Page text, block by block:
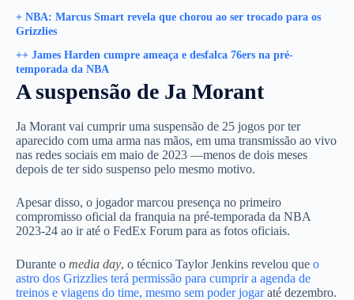
+ NBA: Marcus Smart revela que chorou ao ser trocado para os
Grizzlies
++ James Harden cumpre ameaça e desfalca 76ers na pré-
temporada da NBA
A suspensão de Ja Morant
Ja Morant vai cumprir uma suspensão de 25 jogos por ter
aparecido com uma arma nas mãos, em uma transmissão ao vivo
nas redes sociais em maio de 2023 —menos de dois meses
depois de ter sido suspenso pelo mesmo motivo.
Apesar disso, o jogador marcou presença no primeiro
compromisso oficial da franquia na pré-temporada da NBA
2023-24 ao ir até o FedEx Forum para as fotos oficiais.
Durante o media day, o técnico Taylor Jenkins revelou que o
astro dos Grizzlies terá permissão para cumprir a agenda de
treinos e viagens do time, mesmo sem poder jogaraté dezembro.